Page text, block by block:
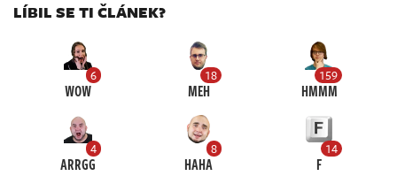
LÍBIL SE TI ČLÁNEK?
6
WOW
18
MEH
159
HMMM
4
ARRGG
8
HAHA
14
F